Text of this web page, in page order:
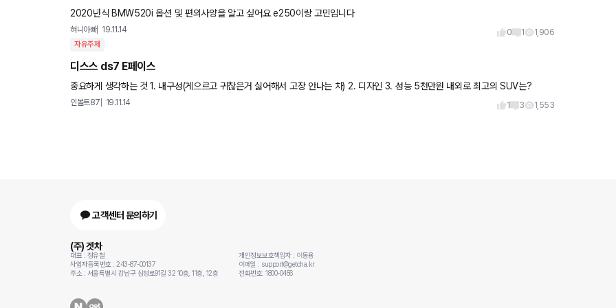
2020년식 BMW520i 옵션 및 편의사양을 알고 싶어요 e250이랑 고민입니다
혀니아빠 19.11.14 0 1 1,906
자유주제
디스스 ds7 E페이스
중요하게 생각하는 것 1. 내구성(게으르고 귀찮은거 싫어해서 고장 안나는 차) 2. 디자인 3. 성능 5천만원 내외로 최고의 SUV는?
인볼트87 19.11.14 1 3 1,553
고객센터 문의하기
(주) 겟차
대표 : 정유철
사업자등록번호 : 243-87-00137
주소 : 서울특별시 강남구 삼성로91길 32 10층, 11층, 12층
개인정보보호책임자 : 이동용
이메일 : support@getcha.kr
전화번호: 1800-0456